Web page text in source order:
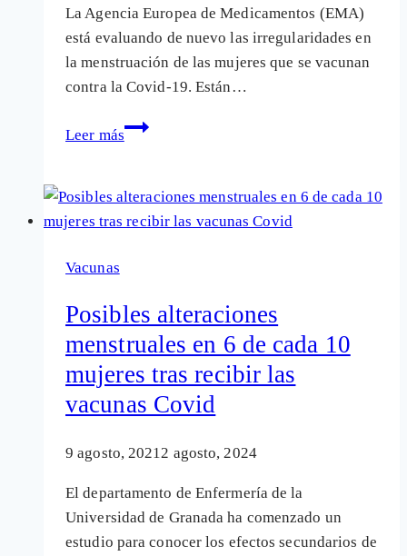
La Agencia Europea de Medicamentos (EMA)
está evaluando de nuevo las irregularidades en
la menstruación de las mujeres que se vacunan
contra la Covid-19. Están…
Leer más
La
de
Medicamentos
en
la
menstruación
las
mujeres
Vacunas
Posibles alteraciones
menstruales en 6 de cada 10
mujeres tras recibir las
vacunas Covid
9 agosto, 2021 2 agosto, 2024
El departamento de Enfermería de la
Universidad de Granada ha comenzado un
estudio para conocer los efectos secundarios de